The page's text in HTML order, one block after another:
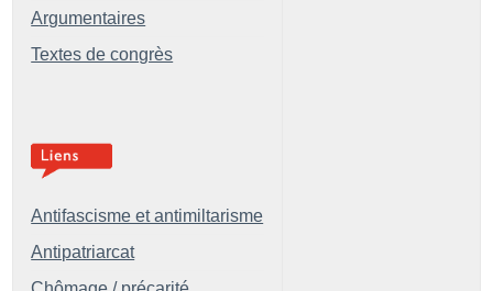
Argumentaires
Textes de congrès
Antifascisme et antimiltarisme
Antipatriarcat